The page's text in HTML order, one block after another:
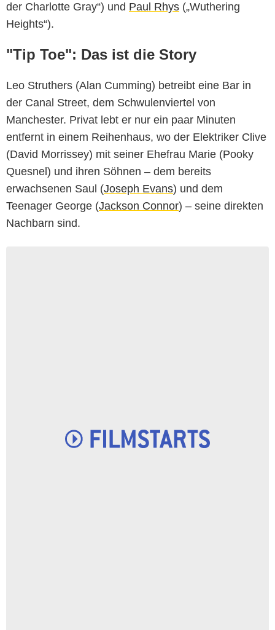
der Charlotte Gray“) und Paul Rhys („Wuthering
Heights“).
"Tip Toe": Das ist die Story
Leo Struthers (Alan Cumming) betreibt eine Bar in
der Canal Street, dem Schwulenviertel von
Manchester. Privat lebt er nur ein paar Minuten
entfernt in einem Reihenhaus, wo der Elektriker Clive
(David Morrissey) mit seiner Ehefrau Marie (Pooky
Quesnel) und ihren Söhnen – dem bereits
erwachsenen Saul (Joseph Evans) und dem
Teenager George (Jackson Connor) – seine direkten
Nachbarn sind.